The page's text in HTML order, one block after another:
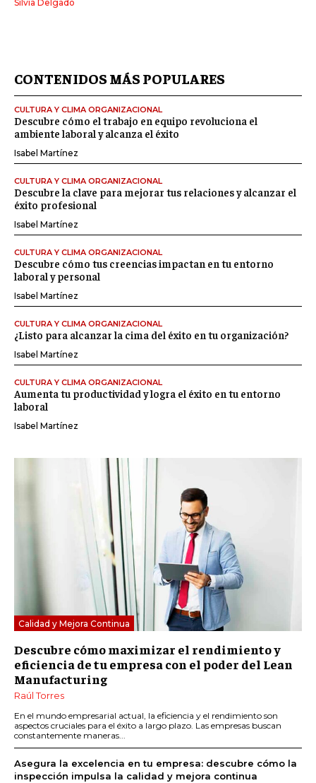
Silvia Delgado
CONTENIDOS MÁS POPULARES
CULTURA Y CLIMA ORGANIZACIONAL
Descubre cómo el trabajo en equipo revoluciona el
ambiente laboral y alcanza el éxito
Isabel Martínez
CULTURA Y CLIMA ORGANIZACIONAL
Descubre la clave para mejorar tus relaciones y alcanzar el
éxito profesional
Isabel Martínez
CULTURA Y CLIMA ORGANIZACIONAL
Descubre cómo tus creencias impactan en tu entorno
laboral y personal
Isabel Martínez
CULTURA Y CLIMA ORGANIZACIONAL
¿Listo para alcanzar la cima del éxito en tu organización?
Isabel Martínez
CULTURA Y CLIMA ORGANIZACIONAL
Aumenta tu productividad y logra el éxito en tu entorno
laboral
Isabel Martínez
Calidad y Mejora Continua
Descubre cómo maximizar el rendimiento y
eficiencia de tu empresa con el poder del Lean
Manufacturing
Raúl Torres
En el mundo empresarial actual, la eficiencia y el rendimiento son
aspectos cruciales para el éxito a largo plazo. Las empresas buscan
constantemente maneras...
Asegura la excelencia en tu empresa: descubre cómo la
inspección impulsa la calidad y mejora continua